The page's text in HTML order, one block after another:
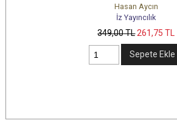
Hasan Aycın
İz Yayıncılık
349,00TL261,75 TL
Sepete Ekle